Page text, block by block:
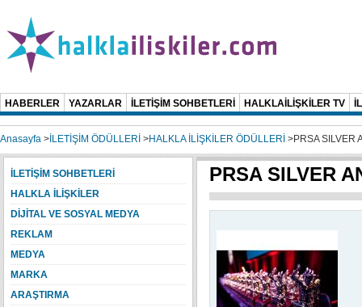
HABERLER YAZARLAR İLETİŞİM SOHBETLERİ HALKLAİLİŞKİLER TV
Anasayfa > İLETİŞİM ÖDÜLLERİ >HALKLA İLİŞKİLER ÖDÜLLERİ >PRSA SILVER
PRSA SILVER
İLETİŞİM SOHBETLERİ
HALKLA İLİŞKİLER
DİJİTAL VE SOSYAL MEDYA
REKLAM
MEDYA
MARKA
ARAŞTIRMA